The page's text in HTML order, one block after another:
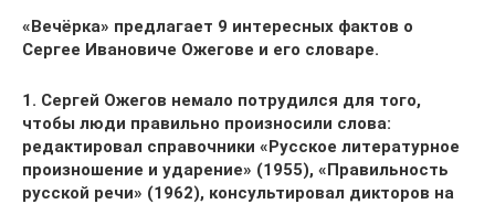
«Вечёрка» предлагает 9 интересных фактов о
Сергее Ивановиче Ожегове и его словаре.
1. Сергей Ожегов немало потрудился для того,
чтобы люди правильно произносили слова:
редактировал справочники «Русское литературное
произношение и ударение» (1955), «Правильность
русской речи» (1962), консультировал дикторов на